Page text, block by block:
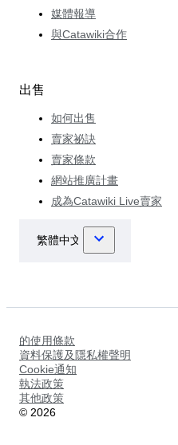
媒體報導
與Catawiki合作
出售
如何出售
賣家祕訣
賣家條款
網站推廣計畫
成為Catawiki Live賣家
的使用條款
資料保護及隱私權聲明
Cookie通知
執法政策
其他政策
© 2026